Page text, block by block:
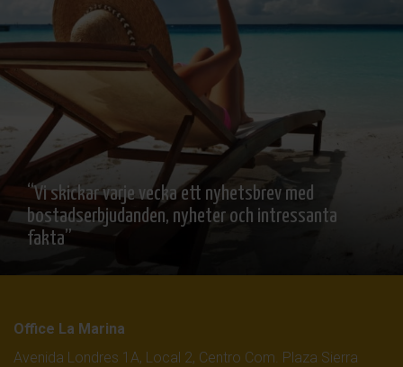
“Vi skickar varje vecka ett nyhetsbrev med
bostadserbjudanden, nyheter och intressanta
fakta”
Office La Marina
Avenida Londres 1A, Local 2, Centro Com. Plaza Sierra